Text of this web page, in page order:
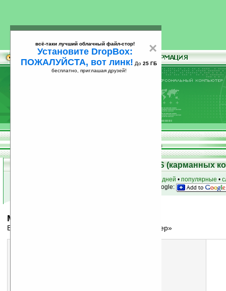
25
Скачать программы для Palm OS (карманных
за 7 дней • популярные •
на Google:
MineSweeper v1.2a
Еще одна реализация популярной игры «Сапер»
×
всё-таки лучший облачный файл-стор!
Установите DropBox:
ПОЖАЛУЙСТА, вот линк! До 25 ГБ
бесплатно, приглашая друзей!